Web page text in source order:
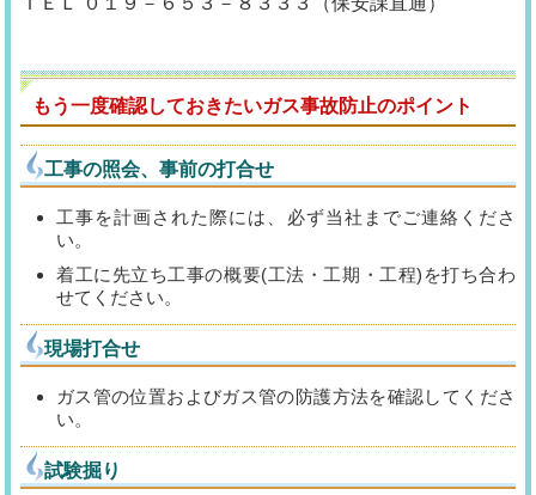
もう一度確認しておきたいガス事故防止のポイント
工事の照会、事前の打合せ
工事を計画された際には、必ず当社までご連絡くださ
い。
着工に先立ち工事の概要(工法・工期・工程)を打ち合わ
せてください。
現場打合せ
ガス管の位置およびガス管の防護方法を確認してくださ
い。
試験掘り